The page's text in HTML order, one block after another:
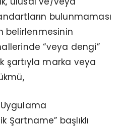
bulunmaması
belirlenmesinin
“veya dengi”
şartıyla marka veya
Uygulama
Şartname” başlıklı